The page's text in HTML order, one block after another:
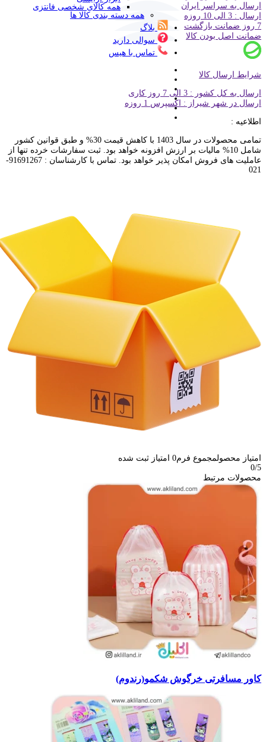
همه کالای شخصی فانتزی
همه دسته بندی کالا ها
بلاگ
سوالی دارید
تماس با هیس
ارسال به سراسر ایران
ارسال : 3 الی 10 روزه
7 روز ضمانت بازگشت
ضمانت اصل بودن کالا
شرایط ارسال کالا
ارسال به کل کشور : 3 الی 7 روز کاری
ارسال در شهر شیراز : اکسپرس 1 روزه
اطلاعیه :
تمامی محصولات در سال 1403 با کاهش قیمت 30% و طبق قوانین کشور
شامل 10% مالیات بر ارزش افزونه خواهد بود. ثبت سفارشات خرده تنها از
عاملیت های فروش امکان پذیر خواهد بود. تماس با کارشناسان : 91691267-
021
امتیاز محصولمجموع فرم0 امتیاز ثبت شده
0/5
محصولات مرتبط
کاور مسافرتی خرگوش شکمو(رندوم)